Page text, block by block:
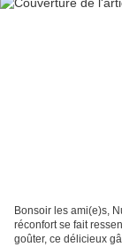
Bonsoir les ami(e)s,
réconfort se fait
goûter, ce délicieux